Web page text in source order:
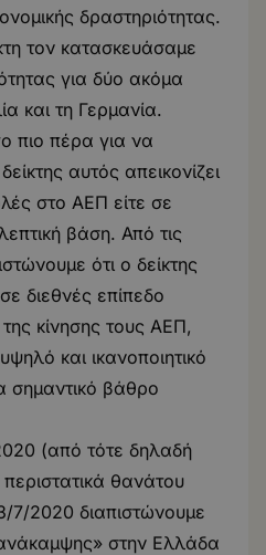
δραστηριότητας.
τον κατασκευάσαμε
για δύο ακόμα
και τη Γερμανία.
πιο πέρα για να
αυτός απεικονίζει
στο ΑΕΠ είτε σε
βάση. Από τις
ότι ο δείκτης
διεθνές επίπεδο
κίνησης τους ΑΕΠ,
και ικανοποιητικό
σημαντικό βάθρο
(από τότε δηλαδή
θανάτου
7/2020 διαπιστώνουμε
στην Ελλάδα